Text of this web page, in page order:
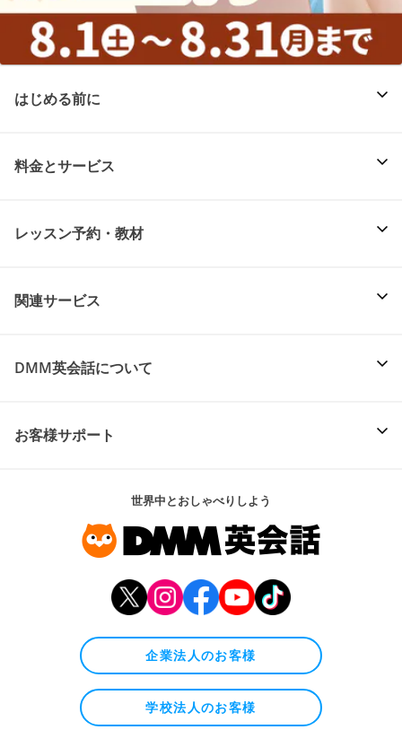
はじめる前に
料金とサービス
レッスン予約・教材
関連サービス
DMM英会話について
お客様サポート
世界中とおしゃべりしよう
企業法人のお客様
学校法人のお客様